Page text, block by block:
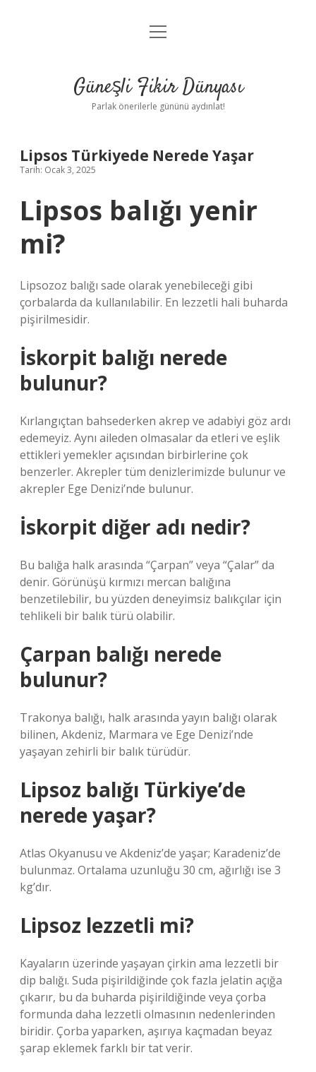
Anasayfa
Yasal Uyarı
menüyü
Güneşli Fikir Dünyası
Parlak önerilerle gününü aydınlat!
Lipsos Türkiyede Nerede Yaşar
Tarih: Ocak 3, 2025
Lipsos balığı yenir
mi?
Lipsozoz balığı sade olarak yenebileceği gibi
çorbalarda da kullanılabilir. En lezzetli hali buharda
pişirilmesidir.
İskorpit balığı nerede
bulunur?
Kırlangıçtan bahsederken akrep ve adabiyi göz ardı
edemeyiz. Aynı aileden olmasalar da etleri ve eşlik
ettikleri yemekler açısından birbirlerine çok
benzerler. Akrepler tüm denizlerimizde bulunur ve
akrepler Ege Denizi’nde bulunur.
İskorpit diğer adı nedir?
Bu balığa halk arasında “Çarpan” veya “Çalar” da
denir. Görünüşü kırmızı mercan balığına
benzetilebilir, bu yüzden deneyimsiz balıkçılar için
tehlikeli bir balık türü olabilir.
Çarpan balığı nerede
bulunur?
Trakonya balığı, halk arasında yayın balığı olarak
bilinen, Akdeniz, Marmara ve Ege Denizi’nde
yaşayan zehirli bir balık türüdür.
Lipsoz balığı Türkiye’de
nerede yaşar?
Atlas Okyanusu ve Akdeniz’de yaşar; Karadeniz’de
bulunmaz. Ortalama uzunluğu 30 cm, ağırlığı ise 3
kg’dır.
Lipsoz lezzetli mi?
Kayaların üzerinde yaşayan çirkin ama lezzetli bir
dip balığı. Suda pişirildiğinde çok fazla jelatin açığa
çıkarır, bu da buharda pişirildiğinde veya çorba
formunda daha lezzetli olmasının nedenlerinden
biridir. Çorba yaparken, aşırıya kaçmadan beyaz
şarap eklemek farklı bir tat verir.